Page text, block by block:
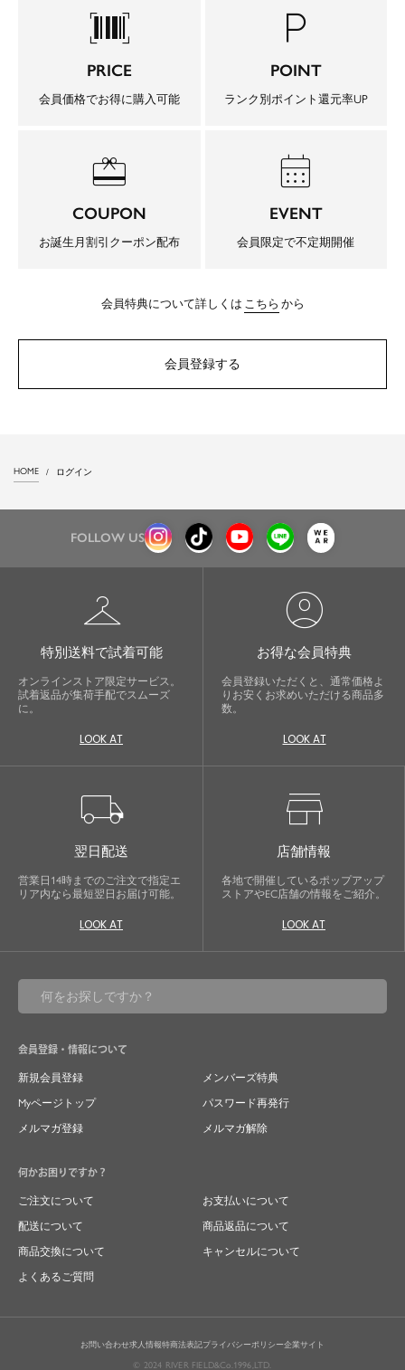
barcode_scanner
PRICE
会員価格でお得に購入可能
local_parking
POINT
ランク別ポイント還元率UP
redeem
COUPON
お誕生月割引クーポン配布
calendar_month
EVENT
会員限定で不定期開催
会員特典について詳しくは こちら から
会員登録する
HOME ログイン
FOLLOW US
checkroom
特別送料で試着可能
オンラインストア限定サービス。
試着返品が集荷手配でスムーズ
に。
LOOK AT
account_circle
お得な会員特典
会員登録いただくと、通常価格よ
りお安くお求めいただける商品多
数。
LOOK AT
local_shipping
翌日配送
営業日14時までのご注文で指定エ
リア内なら最短翌日お届け可能。
LOOK AT
store
店舗情報
各地で開催しているポップアップ
ストアやEC店舗の情報をご紹介。
LOOK AT
会員登録・情報について
新規会員登録
メンバーズ特典
Myページトップ
パスワード再発行
メルマガ登録
メルマガ解除
何かお困りですか？
ご注文について
お支払いについて
配送について
商品返品について
商品交換について
キャンセルについて
よくあるご質問
お問い合わせ求人情報特商法表記プライバシーポリシー企業サイト
© 2024 RIVER FIELD&Co.1996,LTD.